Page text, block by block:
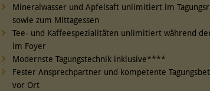
Mineralwasser und Apfelsaft unlimitiert im
sowie zum Mittagessen
Tee- und Kaffeespezialitäten unlimitiert während
im Foyer
Modernste Tagungstechnik inklusive****
Fester Ansprechpartner und kompetente
vor Ort